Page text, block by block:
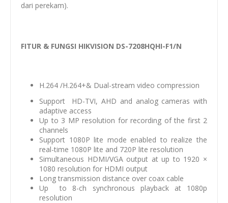
dari perekam).
FITUR & FUNGSI HIKVISION DS-7208HQHI-F1/N
H.264 /H.264+& Dual-stream video compression
Support HD-TVI, AHD and analog cameras with
adaptive access
Up to 3 MP resolution for recording of the first 2
channels
Support 1080P lite mode enabled to realize the
real-time 1080P lite and 720P lite resolution
Simultaneous HDMI/VGA output at up to 1920 ×
1080 resolution for HDMI output
Long transmission distance over coax cable
Up to 8-ch synchronous playback at 1080p
resolution